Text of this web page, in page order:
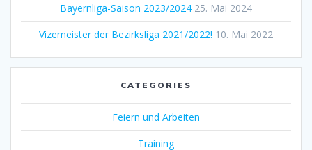
Bayernliga-Saison 2023/2024 25. Mai 2024
Vizemeister der Bezirksliga 2021/2022! 10. Mai 2022
CATEGORIES
Feiern und Arbeiten
Training